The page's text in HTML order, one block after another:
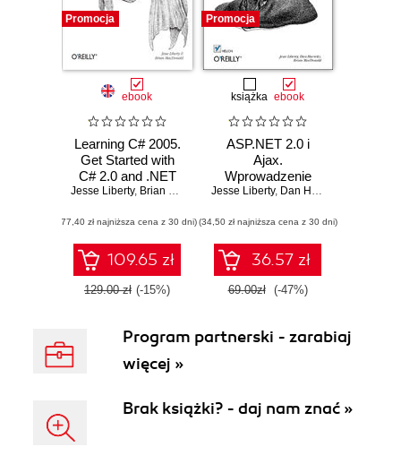
Promocja
ebook
Learning C# 2005.
Get Started with
C# 2.0 and .NET
Programming. 2nd
Jesse Liberty, Brian MacDonald
(77,40 zł najniższa cena z 30 dni)
109.65 zł
129.00 zł (-15%)
Promocja
książka ebook
ASP.NET 2.0 i
Ajax.
Wprowadzenie
Jesse Liberty, Dan Hurwitz
(34,50 zł najniższa cena z 30 dni)
36.57 zł
69.00zł (-47%)
Program partnerski - zarabiaj
więcej »
Brak książki? - daj nam znać »